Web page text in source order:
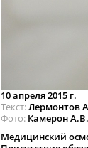
10 апреля 2015 г.
Текст Лермонтов
Фото Камерон А.В.
Медицинский